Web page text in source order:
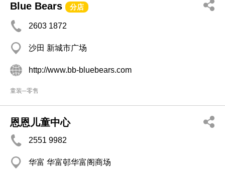
Blue Bears 分店
2603 1872
沙田 新城市广场
http://www.bb-bluebears.com
童装─零售
恩恩儿童中心
2551 9982
华富 华富邨华富阁商场